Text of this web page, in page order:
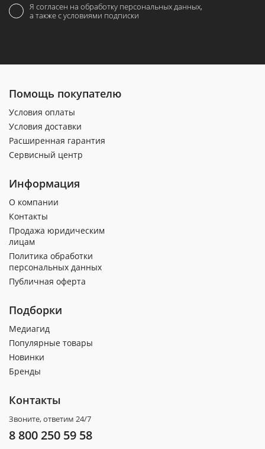
Я согласен на обработку персональных данных,
а также с условиями подписки
Помощь покупателю
Условия оплаты
Условия доставки
Расширенная гарантия
Сервисный центр
Информация
О компании
Контакты
Продажа юридическим
лицам
Политика обработки
персональных данных
Публичная оферта
Подборки
Медиагид
Популярные товары
Новинки
Бренды
Контакты
Звоните, ответим 24/7
8 800 250 59 58